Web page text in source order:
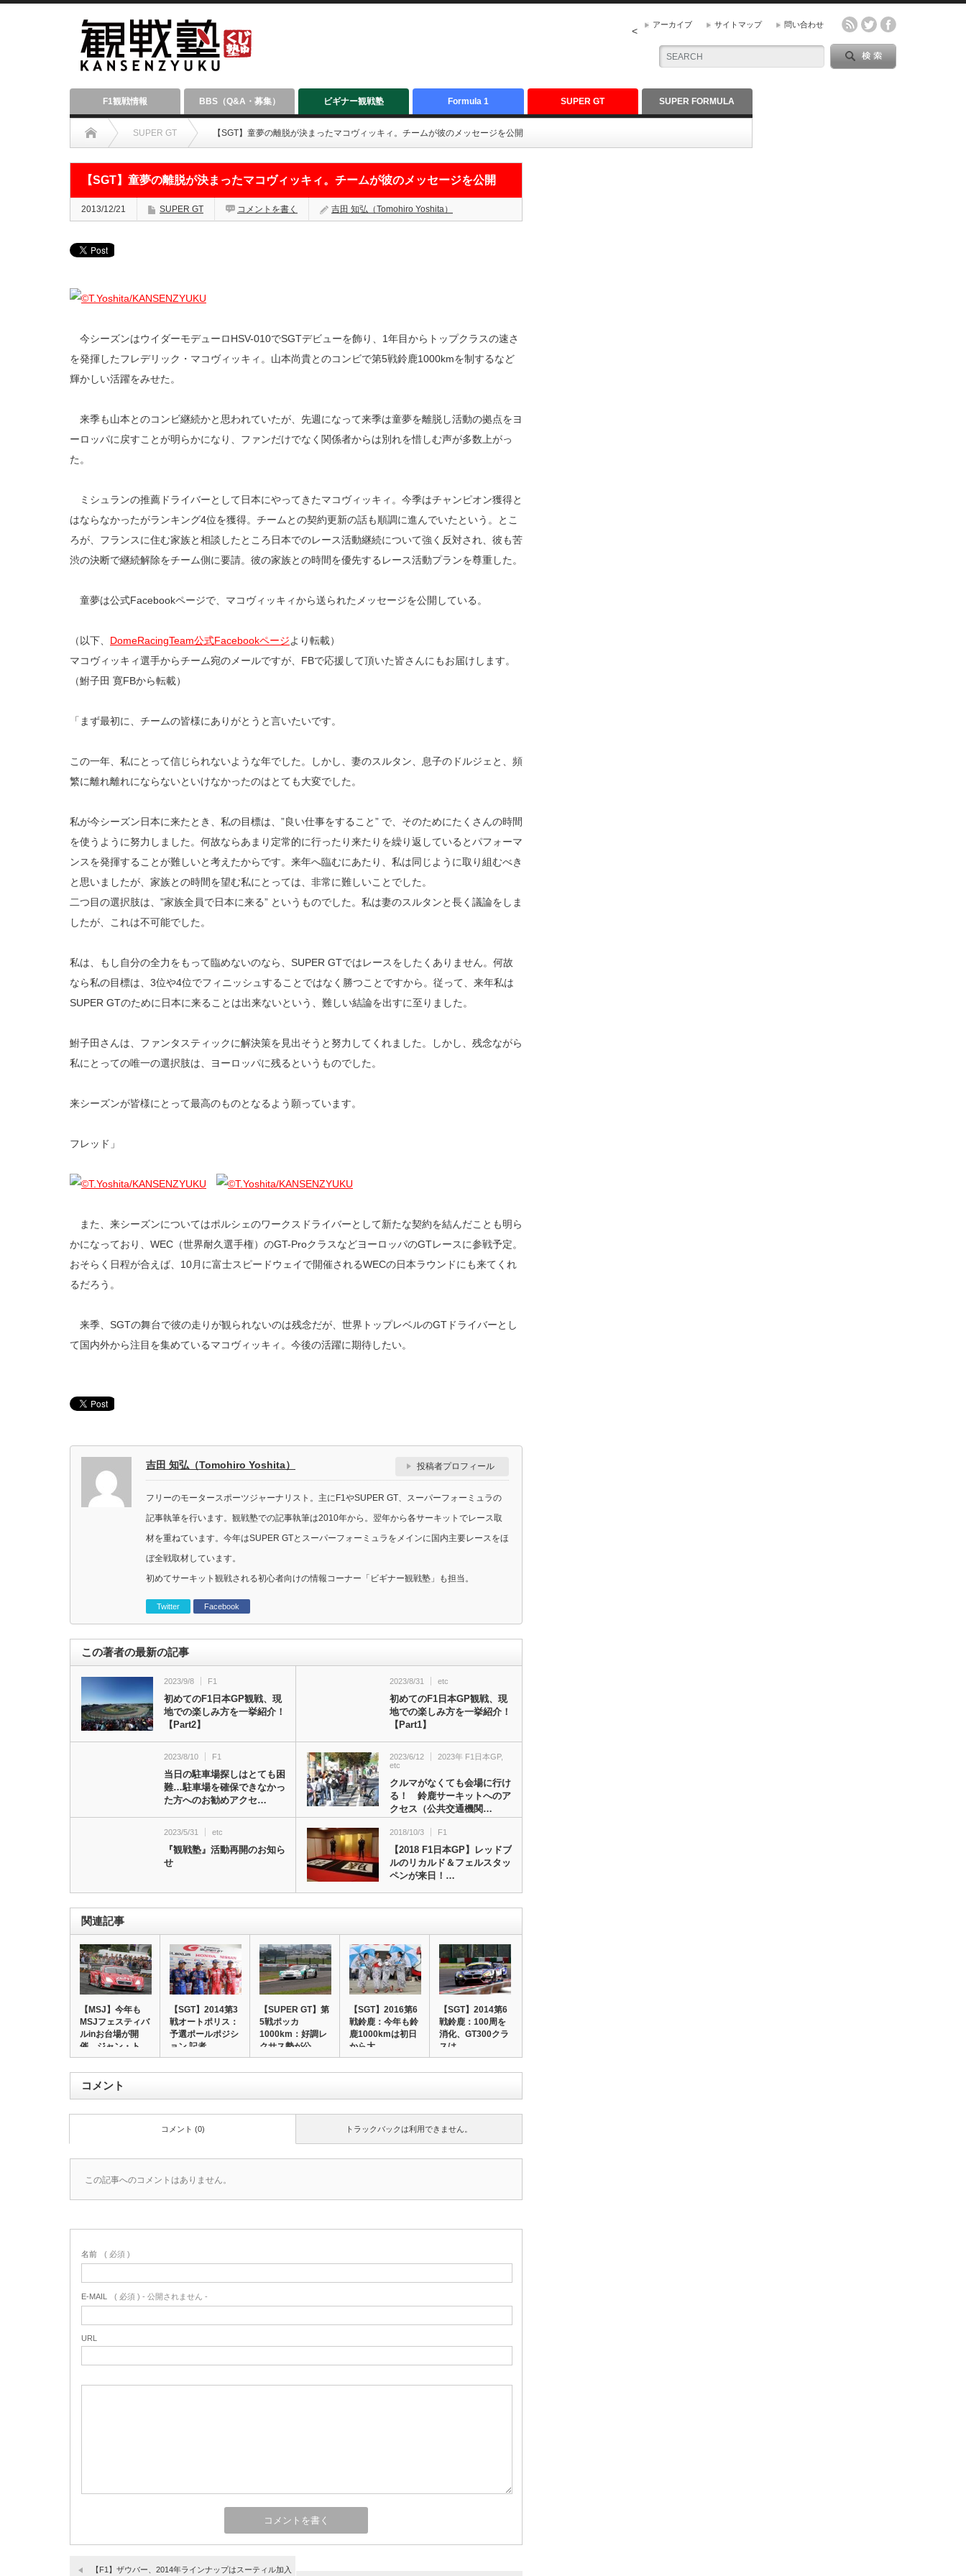
アーカイブ サイトマップ 問い合わせ
<
F1観戦情報 BBS（Q&A・募集） ビギナー観戦塾 Formula 1 SUPER GT SUPER FORMULA
SUPER GT 【SGT】童夢の離脱が決まったマコヴィッキィ。チームが彼のメッセージを公開
【SGT】童夢の離脱が決まったマコヴィッキィ。チームが彼のメッセージを公開
2013/12/21 SUPER GT コメントを書く 吉田 知弘（Tomohiro Yoshita）
今シーズンはウイダーモデューロHSV-010でSGTデビューを飾り、1年目からトップクラスの速さ
を発揮したフレデリック・マコヴィッキィ。山本尚貴とのコンビで第5戦鈴鹿1000kmを制するなど
輝かしい活躍をみせた。
来季も山本とのコンビ継続かと思われていたが、先週になって来季は童夢を離脱し活動の拠点をヨ
ーロッパに戻すことが明らかになり、ファンだけでなく関係者からは別れを惜しむ声が多数上がっ
た。
ミシュランの推薦ドライバーとして日本にやってきたマコヴィッキィ。今季はチャンピオン獲得と
はならなかったがランキング4位を獲得。チームとの契約更新の話も順調に進んでいたという。とこ
ろが、フランスに住む家族と相談したところ日本でのレース活動継続について強く反対され、彼も苦
渋の決断で継続解除をチーム側に要請。彼の家族との時間を優先するレース活動プランを尊重した。
童夢は公式Facebookページで、マコヴィッキィから送られたメッセージを公開している。
（以下、 DomeRacingTeam公式Facebookページより転載）
マコヴィッキィ選手からチーム宛のメールですが、FBで応援して頂いた皆さんにもお届けします。
（鮒子田 寛FBから転載）
「まず最初に、チームの皆様にありがとうと言いたいです。
この一年、私にとって信じられないような年でした。しかし、妻のスルタン、息子のドルジェと、頻
繁に離れ離れにならないといけなかったのはとても大変でした。
私が今シーズン日本に来たとき、私の目標は、”良い仕事をすること” で、そのためにたくさんの時間
を使うように努力しました。何故ならあまり定常的に行ったり来たりを繰り返しているとパフォーマ
ンスを発揮することが難しいと考えたからです。来年へ臨むにあたり、私は同じように取り組むべき
と思いましたが、家族との時間を望む私にとっては、非常に難しいことでした。
二つ目の選択肢は、”家族全員で日本に来る” というものでした。私は妻のスルタンと長く議論をしま
したが、これは不可能でした。
私は、もし自分の全力をもって臨めないのなら、SUPER GTではレースをしたくありません。何故
なら私の目標は、3位や4位でフィニッシュすることではなく勝つことですから。従って、来年私は
SUPER GTのために日本に来ることは出来ないという、難しい結論を出すに至りました。
鮒子田さんは、ファンタスティックに解決策を見出そうと努力してくれました。しかし、残念ながら
私にとっての唯一の選択肢は、ヨーロッパに残るというものでした。
来シーズンが皆様にとって最高のものとなるよう願っています。
フレッド」
また、来シーズンについてはポルシェのワークスドライバーとして新たな契約を結んだことも明ら
かになっており、WEC（世界耐久選手権）のGT-ProクラスなどヨーロッパのGTレースに参戦予定。
おそらく日程が合えば、10月に富士スピードウェイで開催されるWECの日本ラウンドにも来てくれ
るだろう。
来季、SGTの舞台で彼の走りが観られないのは残念だが、世界トップレベルのGTドライバーとし
て国内外から注目を集めているマコヴィッキィ。今後の活躍に期待したい。
吉田 知弘（Tomohiro Yoshita） 投稿者プロフィール
フリーのモータースポーツジャーナリスト。主にF1やSUPER GT、スーパーフォーミュラの
記事執筆を行います。観戦塾での記事執筆は2010年から。翌年から各サーキットでレース取
材を重ねています。今年はSUPER GTとスーパーフォーミュラをメインに国内主要レースをほ
ぼ全戦取材しています。
初めてサーキット観戦される初心者向けの情報コーナー「ビギナー観戦塾」も担当。
Twitter Facebook
この著者の最新の記事
2023/9/8 F1
初めてのF1日本GP観戦、現
地での楽しみ方を一挙紹介！
【Part2】
2023/8/31 etc
初めてのF1日本GP観戦、現
地での楽しみ方を一挙紹介！
【Part1】
2023/8/10 F1
当日の駐車場探しはとても困
難…駐車場を確保できなかっ
た方へのお勧めアクセ…
2023/6/12 2023年 F1日本GP,
etc
クルマがなくても会場に行け
る！ 鈴鹿サーキットへのア
クセス（公共交通機関…
2023/5/31 etc
『観戦塾』活動再開のお知ら
せ
2018/10/3 F1
【2018 F1日本GP】レッドブ
ルのリカルド＆フェルスタッ
ペンが来日！…
関連記事
【MSJ】今年も
MSJフェスティバ
ルinお台場が開
催、ジャン・ト…
【SGT】2014第3
戦オートポリス：
予選ポールポジシ
ョン 記者…
【SUPER GT】第
5戦ポッカ
1000km：好調レ
クサス勢が公…
【SGT】2016第6
戦鈴鹿：今年も鈴
鹿1000kmは初日
から大…
【SGT】2014第6
戦鈴鹿：100周を
消化、GT300クラ
スは…
コメント
トラックバックは利用できません。
コメント (0)
この記事へのコメントはありません。
名前 ( 必須 )
E-MAIL ( 必須 ) - 公開されません -
URL
【F1】ザウバー、2014年ラインナップはスーティル加入